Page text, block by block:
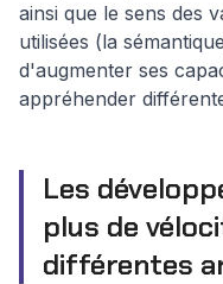
ainsi que le sens des
utilisées (la
d'augmenter ses
appréhender
Les
plus de
différentes